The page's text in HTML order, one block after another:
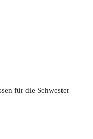
für die Schwester